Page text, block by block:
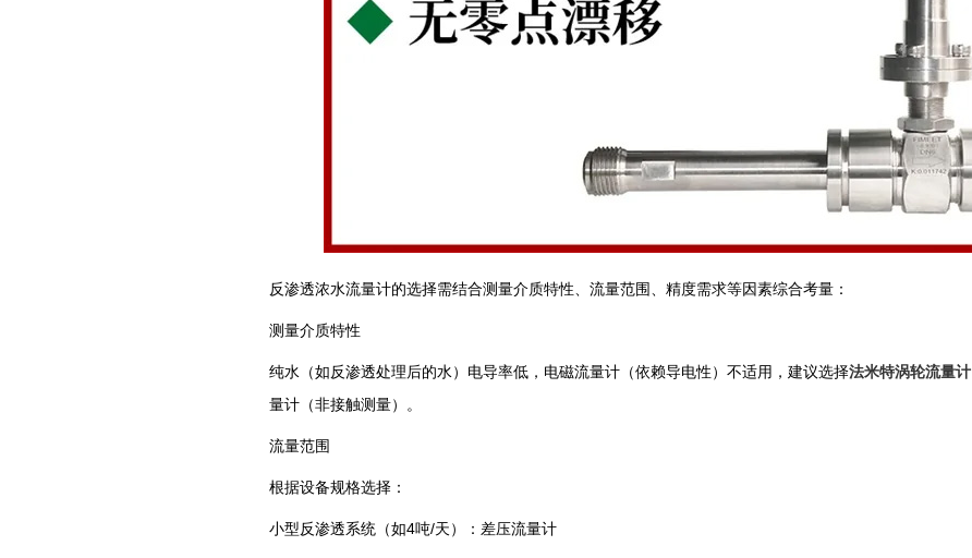
反渗透浓水流量计的选择需结合测量介质特性、流量范围、精度需求等因素综合考量：
测量介质特性
纯水（如反渗透处理后的水）电导率低，电磁流量计（依赖导电性）不适用，建议选择‌法米特涡轮流量计‌
量计‌（非接触测量）。 ‌
流量范围
根据设备规格选择：
‌小型反渗透系统‌（如4吨/天）：差压流量计 ‌